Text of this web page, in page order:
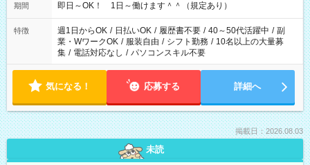
期間 即日～OK！ 1日～働けます＾＾（規定あり）
特徴 週1日からOK / 日払いOK / 履歴書不要 / 40～50代活躍中 / 副
業・WワークOK / 服装自由 / シフト勤務 / 10名以上の大量募
集 / 電話対応なし / パソコンスキル不要
気になる！ 応募する 詳細へ
掲載日：2026.08.03
未読